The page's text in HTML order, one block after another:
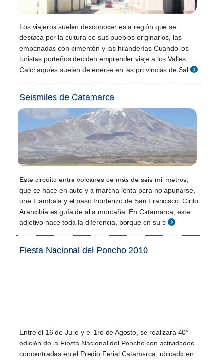
Los viajeros suelen desconocer esta región que se
destaca por la cultura de sus pueblos originarios, las
empanadas con pimentón y las hilanderías Cuando los
turistas porteños deciden emprender viaje a los Valles
Calchaquíes suelen detenerse en las provincias de Sal
Seismiles de Catamarca
Este circuito entre volcanes de más de seis mil metros,
que se hace en auto y a marcha lenta para no apunarse,
une Fiambalá y el paso fronterizo de San Francisco. Cirilo
Arancibia es guía de alta montaña. En Catamarca, este
adjetivo hace toda la diferencia, porque en su p
Fiesta Nacional del Poncho 2010
Entre el 16 de Julio y el 1ro de Agosto, se realizará 40°
edición de la Fiesta Nacional del Poncho con actividades
concentradas en el Predio Ferial Catamarca, ubicado en